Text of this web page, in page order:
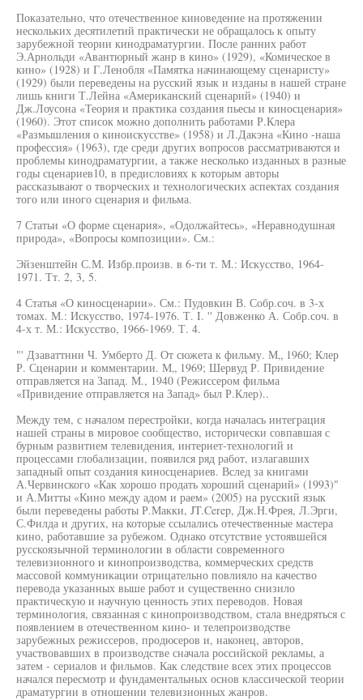
Показательно, что отечественное киноведение на протяжении
нескольких десятилетий практически не обращалось к опыту
зарубежной теории кинодраматургии. После ранних работ
Э.Арнольди «Авантюрный жанр в кино» (1929), «Комическое в
кино» (1928) и Г.Ленобля «Памятка начинающему сценаристу»
(1929) были переведены на русский язык и изданы в нашей стране
лишь книги Т.Лейна «Американский сценарий» (1940) и
Дж.Лоусона «Теория и практика создания пьесы и киносценария»
(1960). Этот список можно дополнить работами Р.Клера
«Размышления о киноискусстве» (1958) и Л.Дакэна «Кино -наша
профессия» (1963), где среди других вопросов рассматриваются и
проблемы кинодраматургии, а также несколько изданных в разные
годы сценариев10, в предисловиях к которым авторы
рассказывают о творческих и технологических аспектах создания
того или иного сценария и фильма.
7 Статьи «О форме сценария», «Одолжайтесь», «Неравнодушная
природа», «Вопросы композиции». См.:
Эйзенштейн С.М. Избр.произв. в 6-ти т. М.: Искусство, 1964-
1971. Тт. 2, 3, 5.
4 Статья «О киносценарии». См.: Пудовкин В. Собр.соч. в 3-х
томах. М.: Искусство, 1974-1976. Т. I. '' Довженко А. Собр.соч. в
4-х т. М.: Искусство, 1966-1969. Т. 4.
"' Дзаваттнни Ч. Умберто Д. От сюжета к фильму. М„ 1960; Клер
Р. Сценарии и комментарии. М„ 1969; Шервуд Р. Привидение
отправляется на Запад. М., 1940 (Режиссером фильма
«Привидение отправляется на Запад» был Р.Клер)..
Между тем, с началом перестройки, когда началась интеграция
нашей страны в мировое сообщество, исторически совпавшая с
бурным развитием телевидения, интернет-технологий и
процессами глобализации, появился ряд работ, излагавших
западный опыт создания киносценариев. Вслед за книгами
А.Червинского «Как хорошо продать хороший сценарий» (1993)"
и А.Митты «Кино между адом и раем» (2005) на русский язык
были переведены работы Р.Макки, JT.Cerep, Дж.Н.Фрея, Л.Эрги,
С.Филда и других, на которые ссылались отечественные мастера
кино, работавшие за рубежом. Однако отсутствие устоявшейся
русскоязычной терминологии в области современного
телевизионного и кинопроизводства, коммерческих средств
массовой коммуникации отрицательно повлияло на качество
перевода указанных выше работ и существенно снизило
практическую и научную ценность этих переводов. Новая
терминология, связанная с кинопроизводством, стала внедряться с
появлением в отечественном кино- и телепроизводстве
зарубежных режиссеров, продюсеров и, наконец, авторов,
участвовавших в производстве сначала российской рекламы, а
затем - сериалов и фильмов. Как следствие всех этих процессов
начался пересмотр и фундаментальных основ классической теории
драматургии в отношении телевизионных жанров.